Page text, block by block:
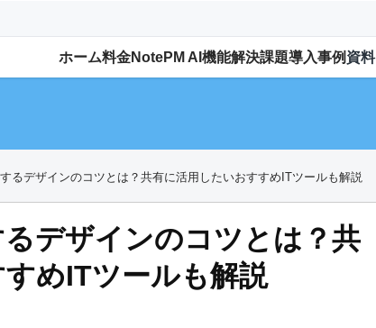
ホーム料金NotePM AI 機能解決課題導入事例 資料
るデザインのコツとは？共有に活用したいおすすめITツールも解説
デザインのコツとは？共
めITツールも解説